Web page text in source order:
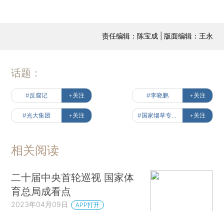
责任编辑：陈宝成 | 版面编辑：王永
话题：
#反腐记 +关注 #李晓鹏 +关注
#光大集团 +关注 #国家烟草专卖局 +关注
相关阅读
二十届中央首轮巡视 国家体
育总局成看点
2023年04月09日 APP打开